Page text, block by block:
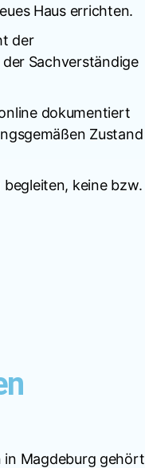
Haus errichten.
der
Sachverständige
dokumentiert
Zustand
keine bzw.
in Magdeburg gehört